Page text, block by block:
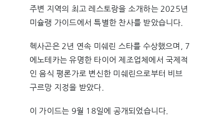
주변 지역의 최고 레스토랑을 소개하는 2025년
미슐랭 가이드에서 특별한 찬사를 받았습니다.
헥사곤은 2년 연속 미쉐린 스타를 수상했으며, 7
에노테카는 유명한 타이어 제조업체에서 국제적
인 음식 평론가로 변신한 미쉐린으로부터 비브
구르망 지정을 받았다.
이 가이드는 9월 18일에 공개되었습니다.